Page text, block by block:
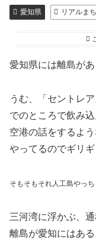
愛知県 リアルま
愛知県には離島があ
うむ、「セントレ
でのところで飲み込
空港の話をするよ
やってるのでギリ
そもそもそれ人工島やっ
三河湾に浮かぶ、
離島が愛知にはある